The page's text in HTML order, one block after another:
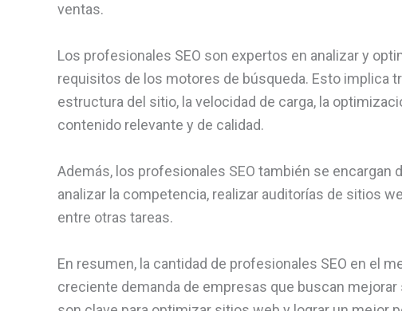
ventas.
Los profesionales SEO son expertos en analizar y
requisitos de los motores de búsqueda. Esto implica
estructura del sitio, la velocidad de carga, la
contenido relevante y de calidad.
Además, los profesionales SEO también se encargan
analizar la competencia, realizar auditorías de sitios
entre otras tareas.
En resumen, la cantidad de profesionales SEO en el
creciente demanda de empresas que buscan